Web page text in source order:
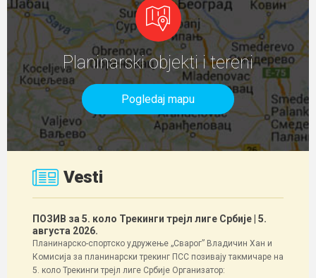
Planinarski objekti i tereni
Pogledaj mapu
Vesti
ПОЗИВ за 5. коло Трекинги трејл лиге Србије | 5.
августа 2026.
Планинарско-спортско удружење „Сварог” Владичин Хан и
Комисија за планинарски трекинг ПСС позивају такмичаре на
5. коло Трекинги трејл лиге Србије Организатор: